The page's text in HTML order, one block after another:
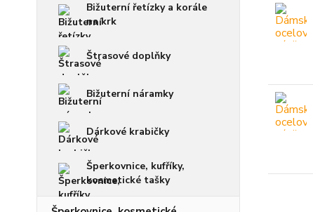
Bižuterní řetízky a korále
na krk
Štrasové doplňky
Bižuterní náramky
Dárkové krabičky
Šperkovnice, kufříky,
kosmetické tašky